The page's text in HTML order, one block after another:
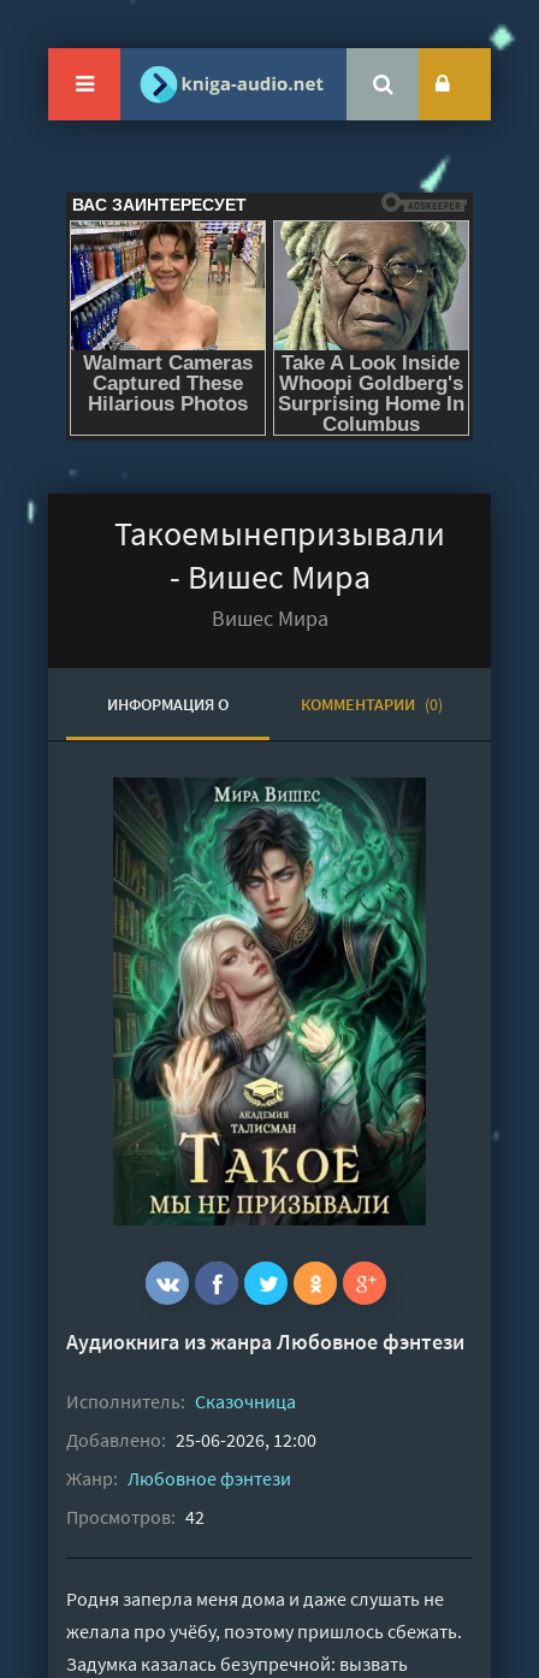
Такоемынепризывали
- Вишес Мира
Вишес Мира
ИНФОРМАЦИЯ О
АУДИОКНИГЕ
КОММЕНТАРИИ (0)
Аудиокнига из жанраЛюбовное фэнтези
Исполнитель: Сказочница
Добавлено: 25-06-2026, 12:00
Жанр: Любовное фэнтези
Просмотров: 42
Родня заперла меня дома и даже слушать не
желала про учёбу, поэтому пришлось сбежать.
Задумка казалась безупречной: вызвать